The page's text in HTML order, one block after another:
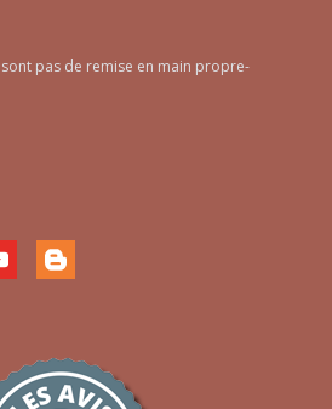
pas de remise en main propre-